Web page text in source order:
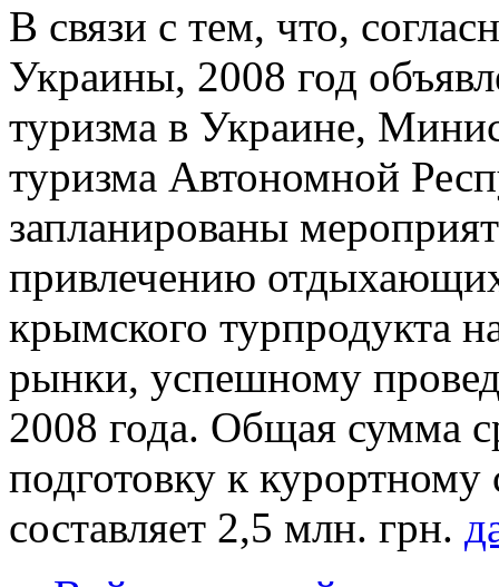
В связи с тем, что,
Украины, 2008 год
туризма в Украине,
туризма Автономной
запланированы
привлечению
крымского турпродукта
рынки, успешному
2008 года. Общая сумма
подготовку к курортному
составляет 2,5 млн. грн.